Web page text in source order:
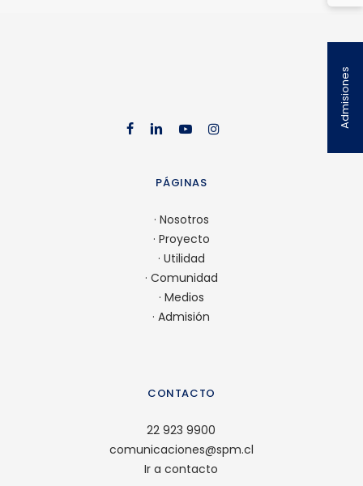
Admisiones
facebook
linkedin
youtube
PÁGINAS
· Nosotros
· Proyecto
· Utilidad
· Comunidad
· Medios
·Admisión
CONTACTO
22 923 9900
comunicaciones@spm.cl
Ir a contacto